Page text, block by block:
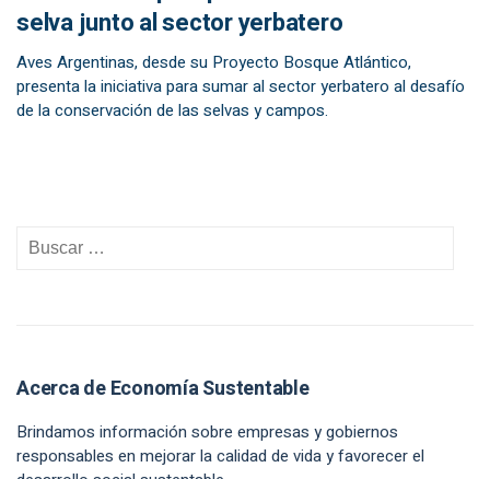
selva junto al sector yerbatero
Aves Argentinas, desde su Proyecto Bosque Atlántico,
presenta la iniciativa para sumar al sector yerbatero al desafío
de la conservación de las selvas y campos.
Acerca de Economía Sustentable
Brindamos información sobre empresas y gobiernos
responsables en mejorar la calidad de vida y favorecer el